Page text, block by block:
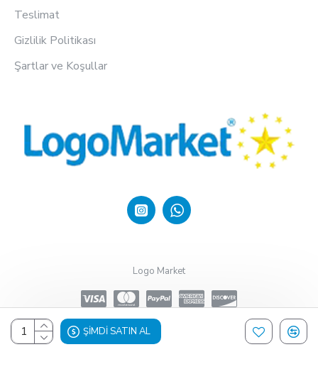
ŞIMDI SATIN AL
Teslimat
Gizlilik Politikası
Şartlar ve Koşullar
Logo Market
Design, Hosting & Support By Shopgez.com